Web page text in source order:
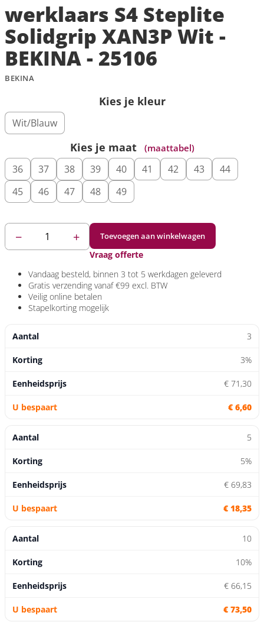
werklaars S4 Steplite
Solidgrip XAN3P Wit -
BEKINA - 25106
BEKINA
Kies je kleur
Wit/Blauw
Kies je maat (maattabel)
36 37 38 39 40 41 42 43
44
45
46 47 48 49
− + Toevoegen aan winkelwagen
Vraag offerte
Vandaag besteld, binnen 3 tot 5 werkdagen geleverd
Gratis verzending vanaf €99 excl. BTW
Veilig online betalen
Stapelkorting mogelijk
3
3%
€ 71,30
€ 6,60
5
5%
€ 69,83
€ 18,35
10
10%
€ 66,15
€ 73,50